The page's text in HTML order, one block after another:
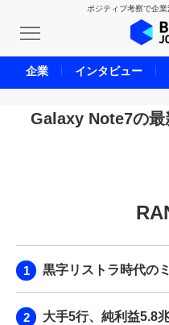
ポジティブ考察で企
CARBON
LIFE
BPaaS
Galaxy Note7の最
黒字リストラ時代の
大手5行、純利益5.8
企業 インタビュー